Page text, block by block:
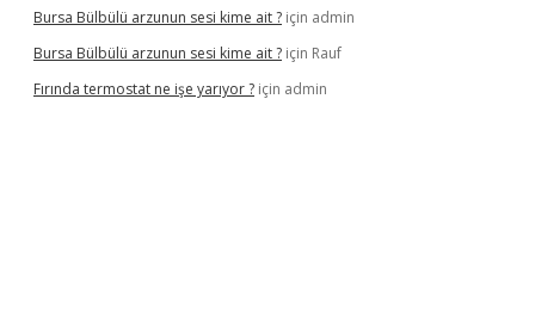
Bursa Bülbülü arzunun sesi kime ait ? için admin
Bursa Bülbülü arzunun sesi kime ait ? için Rauf
Fırında termostat ne işe yarıyor ? için admin